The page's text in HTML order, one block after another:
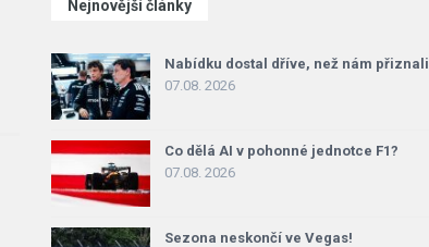
Nejnovější články
Nabídku dostal dříve, než nám přiznali
07.08. 2026
Co dělá AI v pohonné jednotce F1?
07.08. 2026
Sezona neskončí ve Vegas!